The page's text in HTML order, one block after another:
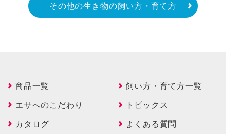
その他の生き物の飼い方・育て方
商品一覧
飼い方・育て方一覧
エサへのこだわり
トピックス
カタログ
よくある質問